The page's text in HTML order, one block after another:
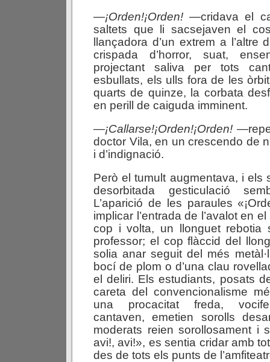
—¡Orden!¡Orden! —cridava el
saltets que li sacsejaven el
llançadora d’un extrem a
crispada d’horror, suat,
projectant saliva per tots
esbullats, els ulls fora de les
quarts de quinze, la corbata
en perill de caiguda imminent.
—¡Callarse!¡Orden!¡Orden!
doctor Vila, en un crescendo de
i d’indignació.
Però el tumult augmentava, i els
desorbitada gesticulació
L’aparició de les paraules
implicar l’entrada de l’avalot en
cop i volta, un llonguet rebotia
professor; el cop flàccid del
solia anar seguit del més
bocí de plom o d’una clau
el deliri. Els estudiants, posats
careta del convencionalisme
una procacitat freda,
cantaven, emetien sorolls
moderats reien sorollosament i
avi!, avi!», es sentia cridar amb
des de tots els punts de